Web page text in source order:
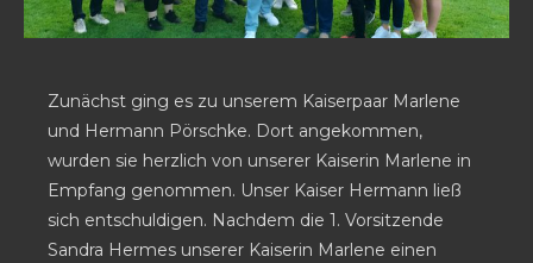
Zunächst ging es zu unserem Kaiserpaar Marlene
und Hermann Pörschke. Dort angekommen,
wurden sie herzlich von unserer Kaiserin Marlene in
Empfang genommen. Unser Kaiser Hermann ließ
sich entschuldigen. Nachdem die 1. Vorsitzende
Sandra Hermes unserer Kaiserin Marlene einen